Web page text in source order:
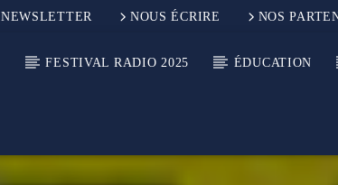
NEWSLETTER NOUS ÉCRIRE NOS
FESTIVAL RADIO 2025 ÉDUCATION